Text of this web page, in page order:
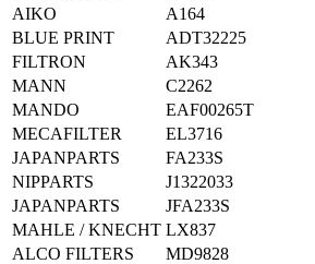
AIKO
A164
BLUE PRINT
ADT32225
FILTRON
AK343
MANN
C2262
MANDO
EAF00265T
MECAFILTER
EL3716
JAPANPARTS
FA233S
NIPPARTS
J1322033
JAPANPARTS
JFA233S
MAHLE / KNECHT LX837
ALCO FILTERS
MD9828